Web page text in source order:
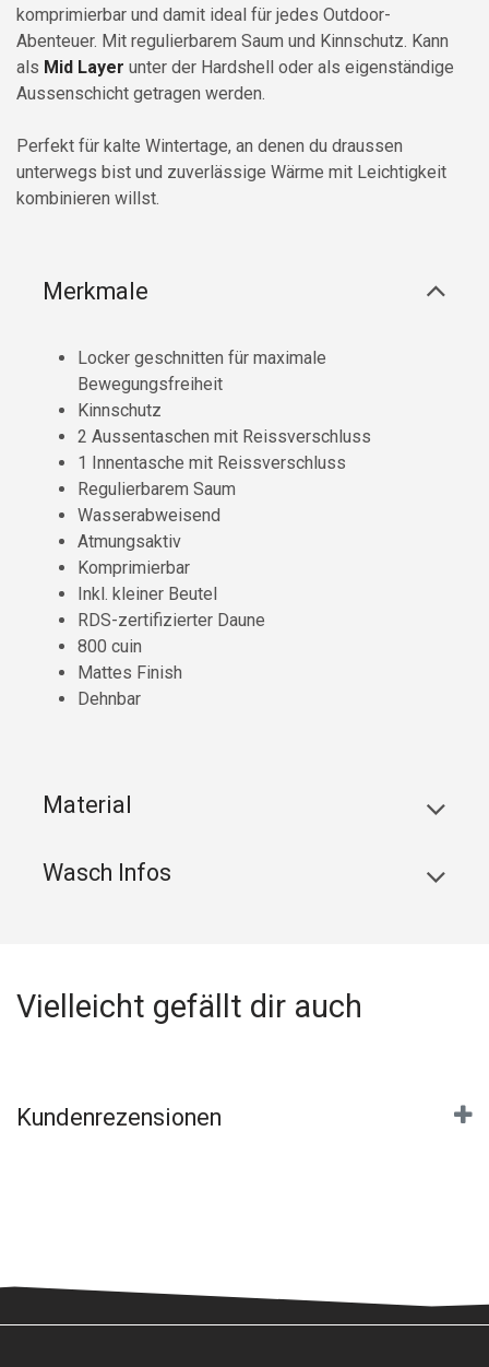
komprimierbar und damit ideal für jedes Outdoor-
Abenteuer. Mit regulierbarem Saum und Kinnschutz. Kann
als Mid Layer unter der Hardshell oder als eigenständige
Aussenschicht getragen werden.
Perfekt für kalte Wintertage, an denen du draussen
unterwegs bist und zuverlässige Wärme mit Leichtigkeit
kombinieren willst.
Merkmale
Locker geschnitten für maximale
Bewegungsfreiheit
Kinnschutz
2 Aussentaschen mit Reissverschluss
1 Innentasche mit Reissverschluss
Regulierbarem Saum
Wasserabweisend
Atmungsaktiv
Komprimierbar
Inkl. kleiner Beutel
RDS-zertifizierter Daune
800 cuin
Mattes Finish
Dehnbar
Material
Wasch Infos
Vielleicht gefällt dir auch
Kundenrezensionen